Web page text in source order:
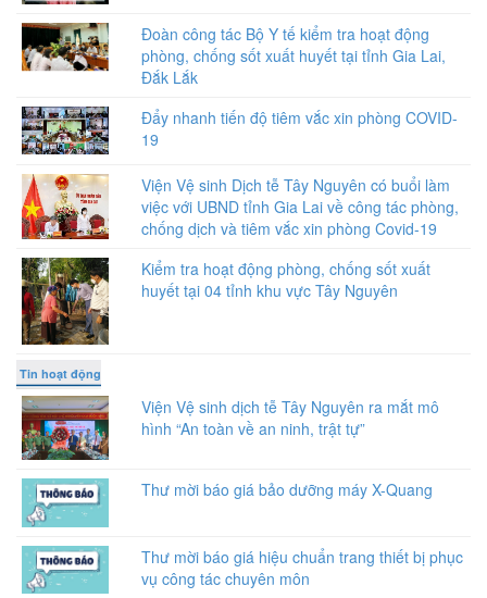
Đoàn công tác Bộ Y tế kiểm tra hoạt động
phòng, chống sốt xuất huyết tại tỉnh Gia Lai,
Đắk Lắk
Đẩy nhanh tiến độ tiêm vắc xin phòng COVID-
19
Viện Vệ sinh Dịch tễ Tây Nguyên có buổi làm
việc với UBND tỉnh Gia Lai về công tác phòng,
chống dịch và tiêm vắc xin phòng Covid-19
Kiểm tra hoạt động phòng, chống sốt xuất
huyết tại 04 tỉnh khu vực Tây Nguyên
Tin hoạt động
Viện Vệ sinh dịch tễ Tây Nguyên ra mắt mô
hình “An toàn về an ninh, trật tự”
Thư mời báo giá bảo dưỡng máy X-Quang
Thư mời báo giá hiệu chuẩn trang thiết bị phục
vụ công tác chuyên môn